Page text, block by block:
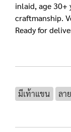
inlaid, age 30+
craftmanship.
Ready for
มีเท้าแขน ลา